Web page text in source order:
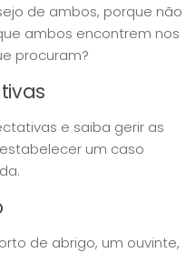
de ambos, porque não
ambos encontrem nos
procuram?
e saiba gerir as
um caso
de abrigo, um ouvinte,